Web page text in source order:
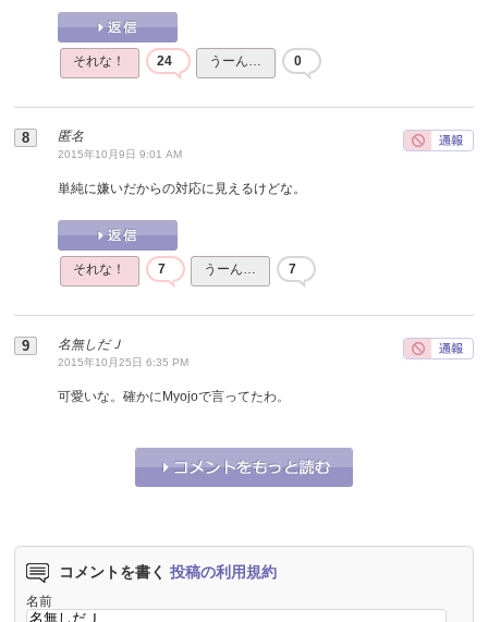
それな！ 24 うーん… 0
匿名
2015年10月9日 9:01 AM
単純に嫌いだからの対応に見えるけどな。
それな！ 7 うーん… 7
名無しだＪ
2015年10月25日 6:35 PM
可愛いな。確かにMyojoで言ってたわ。
0 うーん… 0
コメントを書く 投稿の利用規約
名前